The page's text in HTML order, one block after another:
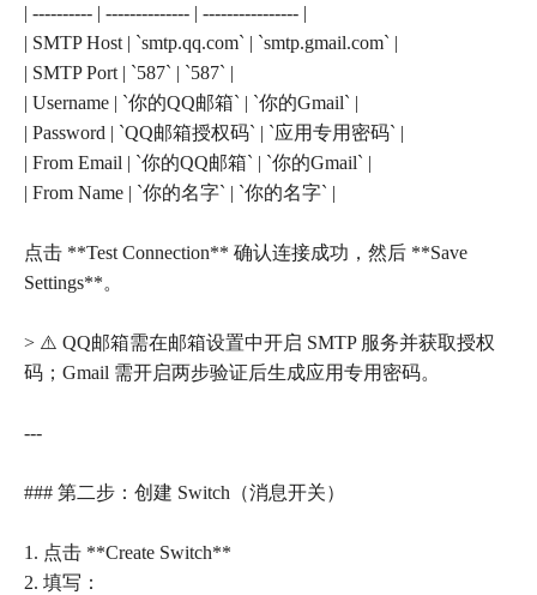
| ---------- | -------------- | ---------------- |
| SMTP Host | `smtp.qq.com` | `smtp.gmail.com` |
| SMTP Port | `587` | `587` |
| Username | `你的QQ邮箱` | `你的Gmail` |
| Password | `QQ邮箱授权码` | `应用专用密码` |
| From Email | `你的QQ邮箱` | `你的Gmail` |
| From Name | `你的名字` | `你的名字` |
点击 **Test Connection** 确认连接成功，然后 **Save
Settings**。
> ⚠️ QQ邮箱需在邮箱设置中开启 SMTP 服务并获取授权
码；Gmail 需开启两步验证后生成应用专用密码。
---
### 第二步：创建 Switch（消息开关）
1. 点击 **Create Switch**
2. 填写：